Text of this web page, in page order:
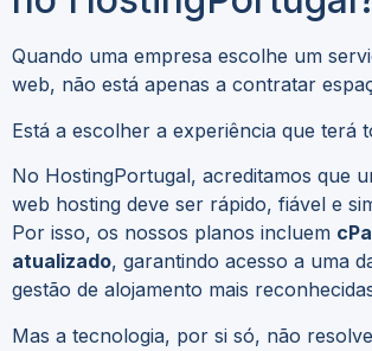
Quando uma empresa escolhe um
web, não está apenas a contratar
Está a escolher a experiência que terá
No HostingPortugal, acreditamos que
web hosting deve ser rápido, fiável e
Por isso, os nossos planos incluem
atualizado, garantindo acesso a uma
gestão de alojamento mais
Mas a tecnologia, por si só, não